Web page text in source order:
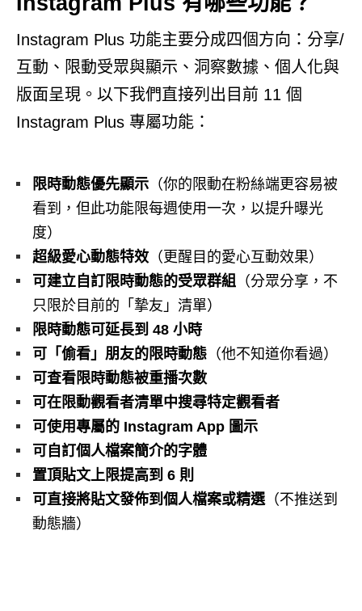
Instagram Plus 功能主要分成四個方向：分享/
互動、限動受眾與顯示、洞察數據、個人化與
版面呈現。以下我們直接列出目前 11 個
Instagram Plus 專屬功能：
限時動態優先顯示 （你的限動在粉絲端更容易被
看到，但此功能限每週使用一次，以提升曝光
度）
超級愛心動態特效 （更醒目的愛心互動效果）
可建立自訂限時動態的受眾群組
（分眾分享，不
只限於目前的「摯友」清單）
限時動態可延長到 48 小時
可「偷看」朋友的限時動態 （他不知道你看過）
可查看限時動態被重播次數
可在限動觀看者清單中搜尋特定觀看者
可使用專屬的 Instagram App 圖示
可自訂個人檔案簡介的字體
置頂貼文上限提高到 6 則
可直接將貼文發佈到個人檔案或精選 （不推送到
動態牆）